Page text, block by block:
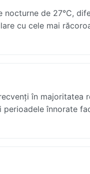
nocturne de 27°C,
cu cele mai
în majoritatea
înnorate